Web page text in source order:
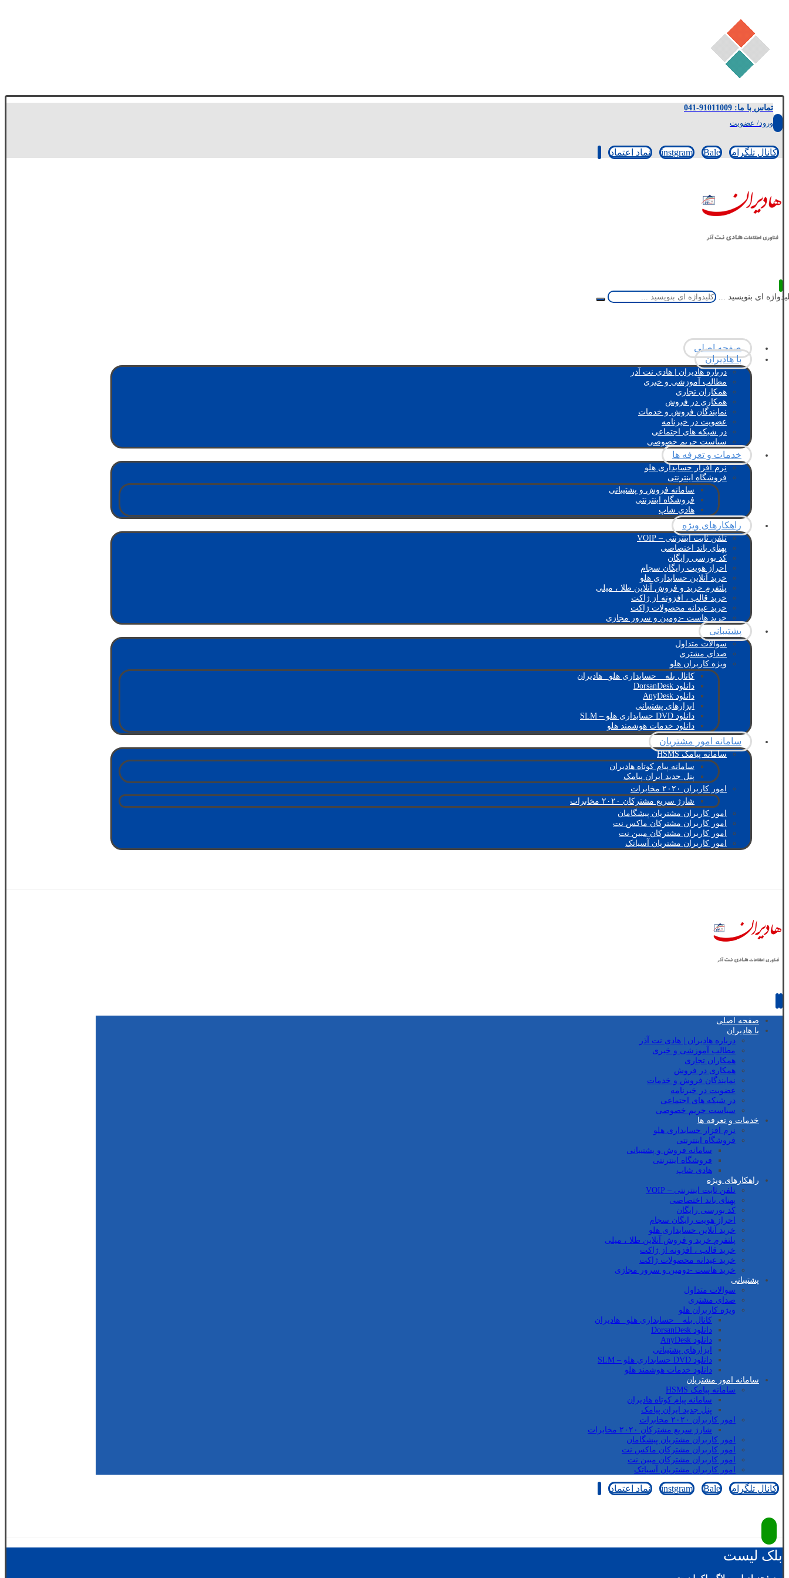
تماس با ما: 91011009-041
ورود/ عضویت
کانال تلگرام instgram Bale نماد اعتماد
ای بنویسید ...
صفحه اصلی
با هادیران
درباره هادیران | هادی نت آذر
مطالب آموزشی و خبری
همکاران تجاری
همکاری در فروش
نمایندگان فروش و خدمات
عضویت در خبرنامه
در شبکه های اجتماعی
سیاست حریم خصوصی
خدمات و تعرفه ها
نرم افزار حسابداری هلو
فروشگاه اینترنتی
سامانه فروش و پشتیبانی
فروشگاه اینترنتی
هادی شاپ
راهکارهای ویژه
تلفن ثابت اینترنتی – VOIP
پهنای باند اختصاصی
کد بورسی رایگان
احراز هویت رایگان سجام
خرید آنلاین حسابداری هلو
پلتفرم خرید و فروش آنلاین طلا ، میلی
خرید قالب ، افزونه از ژاکت
خرید عیدانه محصولات ژاکت
خرید هاست -دومین و سرور مجازی
پشتیبانی
سوالات متداول
صدای مشتری
ویژه کاربران هلو
کانال بله _ حسابداری هلو_ هادیران
دانلود DorsanDesk
دانلود AnyDesk
ابزارهای پشتیبانی
دانلود DVD حسابداری هلو – SLM
دانلود خدمات هوشمند هلو
سامانه امور مشتریان
سامانه پیامک HSMS
سامانه پیام کوتاه هادیران
پنل جدید ایران پیامک
امور کاربران ۲۰۲۰ مخابرات
شارژ سریع مشترکان ۲۰۲۰ مخابرات
امور کاربران مشتریان پیشگامان
امور کاربران مشترکان ماکس نت
امور کاربران مشترکان مبین نت
امور کاربران مشتریان آسیاتک
صفحه اصلی
با هادیران
درباره هادیران | هادی نت آذر
مطالب آموزشی و خبری
همکاران تجاری
همکاری در فروش
نمایندگان فروش و خدمات
عضویت در خبرنامه
در شبکه های اجتماعی
سیاست حریم خصوصی
خدمات و تعرفه ها
نرم افزار حسابداری هلو
فروشگاه اینترنتی
سامانه فروش و پشتیبانی
فروشگاه اینترنتی
هادی شاپ
راهکارهای ویژه
تلفن ثابت اینترنتی – VOIP
پهنای باند اختصاصی
کد بورسی رایگان
احراز هویت رایگان سجام
خرید آنلاین حسابداری هلو
پلتفرم خرید و فروش آنلاین طلا ، میلی
خرید قالب ، افزونه از ژاکت
خرید عیدانه محصولات ژاکت
خرید هاست -دومین و سرور مجازی
پشتیبانی
سوالات متداول
صدای مشتری
ویژه کاربران هلو
کانال بله _ حسابداری هلو_ هادیران
دانلود DorsanDesk
دانلود AnyDesk
ابزارهای پشتیبانی
دانلود DVD حسابداری هلو – SLM
دانلود خدمات هوشمند هلو
سامانه امور مشتریان
سامانه پیامک HSMS
سامانه پیام کوتاه هادیران
پنل جدید ایران پیامک
امور کاربران ۲۰۲۰ مخابرات
شارژ سریع مشترکان ۲۰۲۰ مخابرات
امور کاربران مشتریان پیشگامان
امور کاربران مشترکان ماکس نت
امور کاربران مشترکان مبین نت
امور کاربران مشتریان آسیاتک
کانال تلگرام instgram Bale نماد اعتماد
بلک لیست